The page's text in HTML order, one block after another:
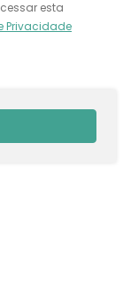
esta
Privacidade